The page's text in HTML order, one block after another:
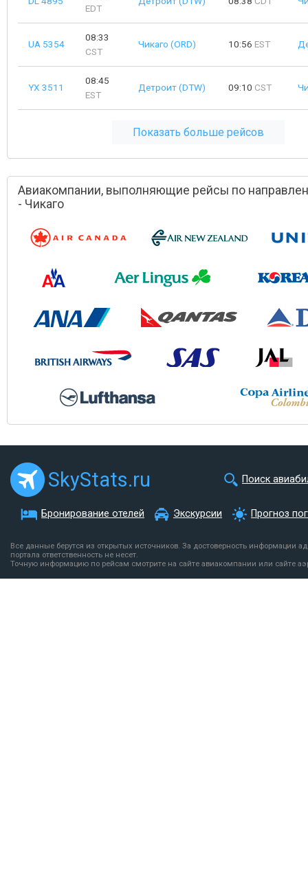
EDT
UA 5354
08:33
CST
Чикаго (ORD) 10:56 EST
YX 3511
08:45
EST
Детроит (DTW) 09:10 CST
Показать больше рейсов
Авиакомпании, выполняющие рейсы по
- Чикаго
SkyStats.ru Поиск
Бронирование отелей Экскурсии Прогноз
Все данные берутся из открытых источников. За достоверность информации
портала ответственность не несет.
Точную информацию по рейсам смотрите на сайте авиакомпании или сайте